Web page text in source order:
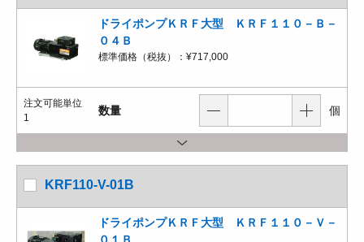
ドライポンプＫＲＦ大型 ＫＲＦ１１０－Ｂ－
０４Ｂ
標準価格（税抜）： ¥717,000
注文可能単位
1
数量 個
KRF110-V-01B
ドライポンプＫＲＦ大型 ＫＲＦ１１０－Ｖ－